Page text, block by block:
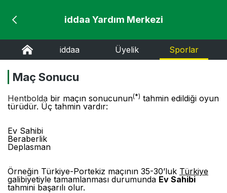
iddaa Yardım Merkezi
iddaa Üyelik Sporlar
Maç Sonucu
Hentbolda bir maçın sonucunun(*) tahmin edildiği oyun
türüdür. Üç tahmin vardır:
Ev Sahibi
Beraberlik
Deplasman
Örneğin Türkiye-Portekiz maçının 35-30’luk Türkiye
galibiyetiyle tamamlanması durumunda Ev Sahibi
tahmini başarılı olur.